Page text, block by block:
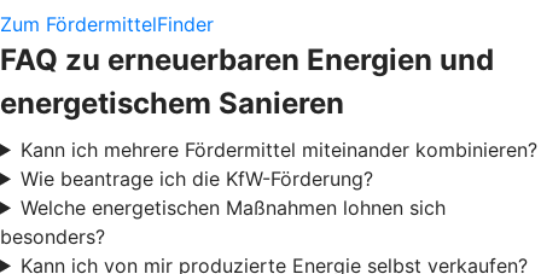
Zum FördermittelFinder
FAQ zu erneuerbaren Energien und
energetischem Sanieren
Kann ich mehrere Fördermittel miteinander kombinieren?
Wie beantrage ich die KfW-Förderung?
Welche energetischen Maßnahmen lohnen sich
besonders?
Kann ich von mir produzierte Energie selbst verkaufen?